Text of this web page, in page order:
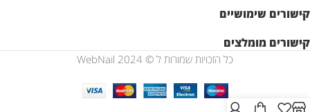
קישורים שימושיים
קישורים מומלצים
כל הזכויות שמורות ל © WebNail 2024